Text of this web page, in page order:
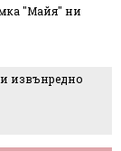
"Майя" ни
извънредно